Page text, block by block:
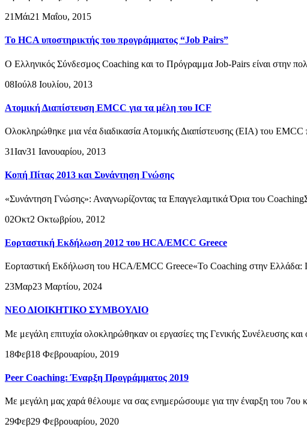
21Μάι21 Μαΐου, 2015
To HCA υποστηρικτής του προγράμματος “Job Pairs”
O Ελληνικός Σύνδεσμος Coaching και το Πρόγραμμα Job-Pairs είναι στην
08Ιούλ8 Ιουλίου, 2013
Ατομική Διαπίστευση EMCC για τα μέλη του ICF
Ολοκληρώθηκε μια νέα διαδικασία Ατομικής Διαπίστευσης (ΕΙΑ) του EMCC
31Ιαν31 Ιανουαρίου, 2013
Κοπή Πίτας 2013 και Συνάντηση Γνώσης
«Συνάντηση Γνώσης»: Αναγνωρίζοντας τα Επαγγελαμτικά Όρια του
02Οκτ2 Οκτωβρίου, 2012
Εορταστική Εκδήλωση 2012 του HCA/EMCC Greece
Εορταστική Εκδήλωση του HCA/EMCC Greece«Το Coaching στην Ελλάδα:
23Μαρ23 Μαρτίου, 2024
ΝΕΟ ΔΙΟΙΚΗΤΙΚΟ ΣΥΜΒΟΥΛΙΟ
Με μεγάλη επιτυχία ολοκληρώθηκαν οι εργασίες της Γενικής Συνέλευσης
18Φεβ18 Φεβρουαρίου, 2019
Peer Coaching: Έναρξη Προγράμματος 2019
Με μεγάλη μας χαρά θέλουμε να σας ενημερώσουμε για την έναρξη του 7ου
29Φεβ29 Φεβρουαρίου, 2020